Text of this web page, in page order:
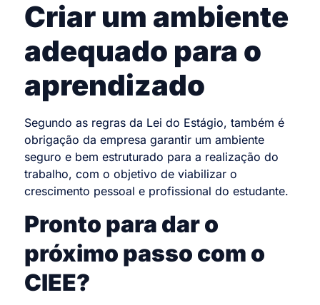
Criar um ambiente
adequado para o
aprendizado
Segundo as regras da Lei do Estágio, também é
obrigação da empresa garantir um ambiente
seguro e bem estruturado para a realização do
trabalho, com o objetivo de viabilizar o
crescimento pessoal e profissional do estudante.
Pronto para dar o
próximo passo com o
CIEE?